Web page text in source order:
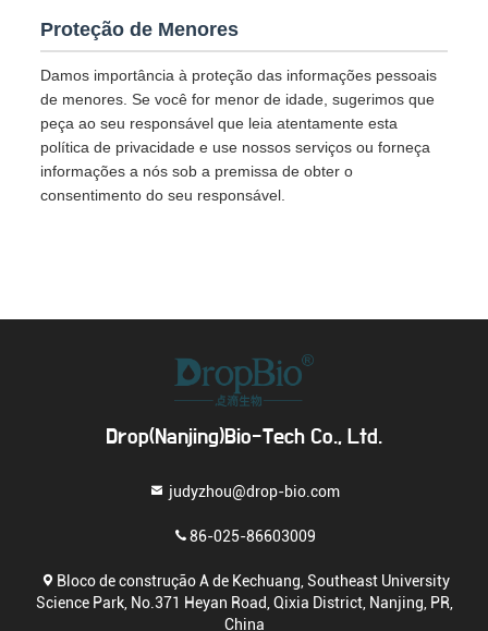
Proteção de Menores
Damos importância à proteção das informações pessoais
de menores. Se você for menor de idade, sugerimos que
peça ao seu responsável que leia atentamente esta
política de privacidade e use nossos serviços ou forneça
informações a nós sob a premissa de obter o
consentimento do seu responsável.
Drop(Nanjing)Bio-Tech Co., Ltd.
judyzhou@drop-bio.com
86-025-86603009
Bloco de construção A de Kechuang, Southeast University
Science Park, No.371 Heyan Road, Qixia District, Nanjing, PR,
China